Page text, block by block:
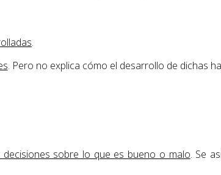
.
. Pero no explica cómo el desarrollo de dichas
sobre lo que es bueno o malo. Se